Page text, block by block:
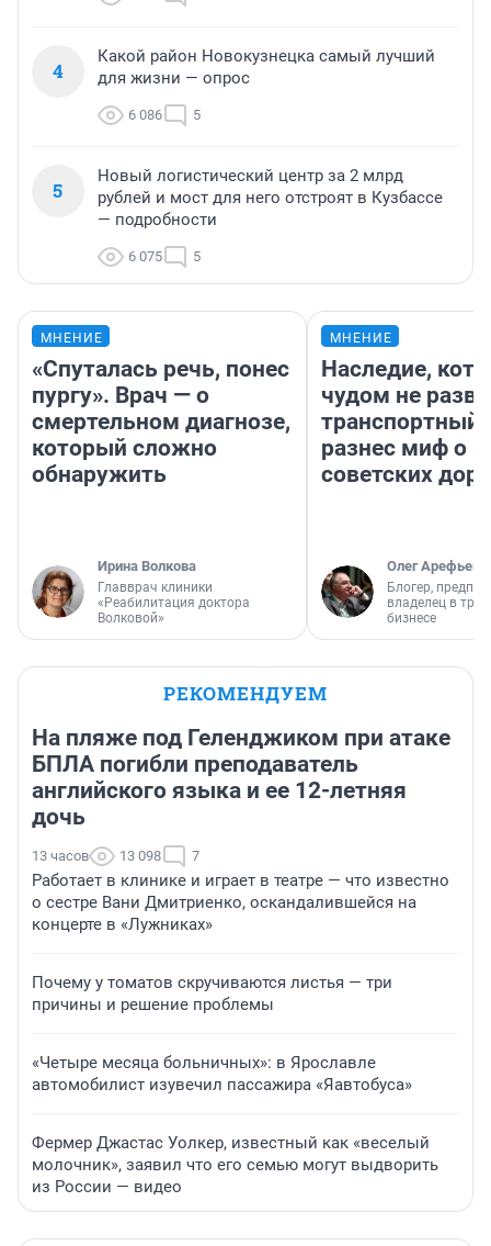
4
Какой район Новокузнецка самый лучший
для жизни — опрос
6 086 5
5
Новый логистический центр за 2 млрд
рублей и мост для него отстроят в Кузбассе
— подробности
6 075 5
МНЕНИЕ
«Спуталась речь, понес
пургу». Врач — о
смертельном диагнозе,
который сложно
обнаружить
Ирина Волкова
Главврач клиники
«Реабилитация доктора
Волковой»
МНЕНИЕ
Наследие,
чудом не
транспортный
разнес миф о
советских
Олег Арефьев
Блогер,
владелец в
бизнесе
РЕКОМЕНДУЕМ
На пляже под Геленджиком при атаке
БПЛА погибли преподаватель
английского языка и ее 12-летняя
дочь
13 часов 13 098 7
Работает в клинике и играет в театре — что известно
о сестре Вани Дмитриенко, оскандалившейся на
концерте в «Лужниках»
Почему у томатов скручиваются листья — три
причины и решение проблемы
«Четыре месяца больничных»: в Ярославле
автомобилист изувечил пассажира «Яавтобуса»
Фермер Джастас Уолкер, известный как «веселый
молочник», заявил что его семью могут выдворить
из России — видео